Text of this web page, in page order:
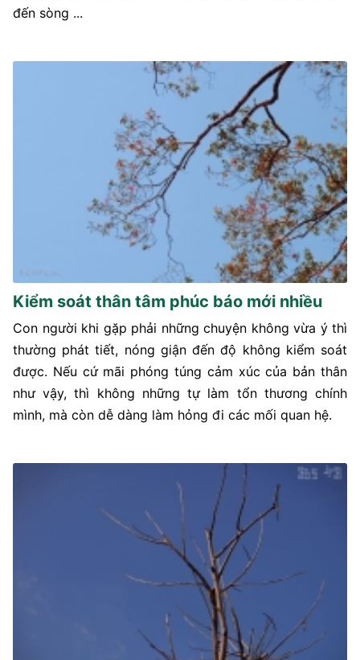
đến sòng ...
Kiểm soát thân tâm phúc báo mới nhiều
Con người khi gặp phải những chuyện không vừa ý thì
thường phát tiết, nóng giận đến độ không kiểm soát
được. Nếu cứ mãi phóng túng cảm xúc của bản thân
như vậy, thì không những tự làm tổn thương chính
mình, mà còn dễ dàng làm hỏng đi các mối quan hệ.